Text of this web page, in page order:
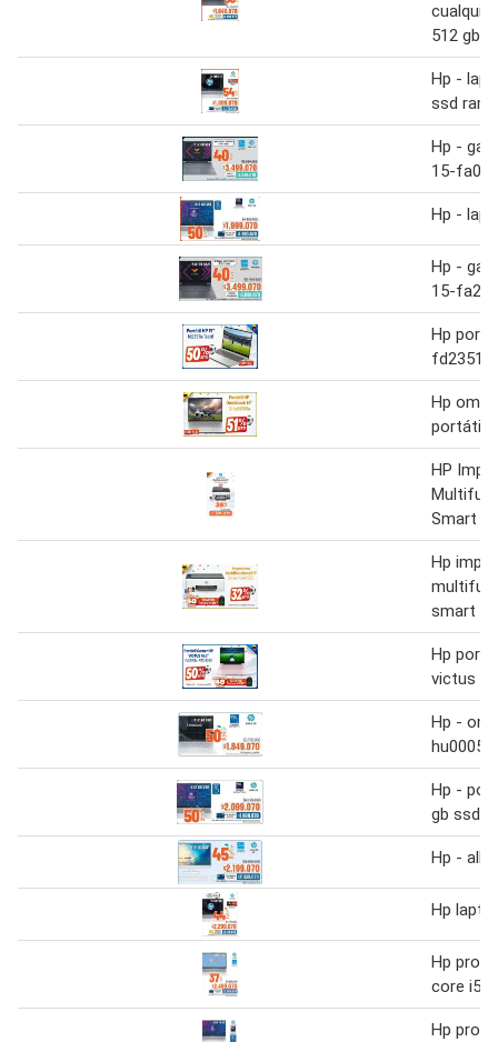
512 gb
Hp -
ssd ram
Hp -
15-
Hp -
Hp -
15-
Hp
Hp
portátil
HP
Smart
Hp
smart
Hp
victus
Hp -
hu0005la
Hp -
gb ssd
Hp - all-
Hp
Hp
core i5
Hp